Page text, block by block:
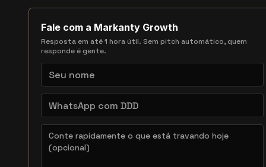
Fale com a Markanty Growth
Resposta em até 1 hora útil. Sem pitch automático, quem
responde é gente.